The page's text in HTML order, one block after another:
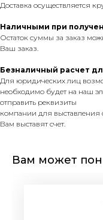
Доставка осуществляется
Наличными при
Остаток суммы за заказ
Ваш заказ.
Безналичный расчет
Для юридических лиц
необходимо будет на наш
отправить реквизиты
компании для выставления
Вам выставят счет.
Вам может